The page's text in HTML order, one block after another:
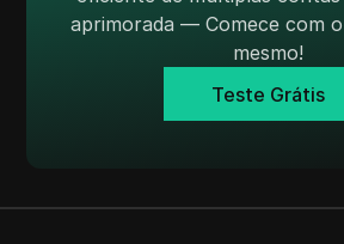
Target
TransferWise
aprimorada — Comece com
mesmo!
Teste Grátis